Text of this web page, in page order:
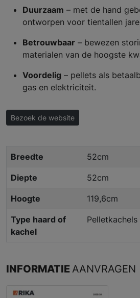
Duurzaam – met de hand
ontworpen voor tientallen
Betrouwbaar – bewezen
materialen van de hoogste
Voordelig – pellets als
gas en elektriciteit.
Bezoek de website
Breedte 52cm
Diepte 52cm
Hoogte 119,6cm
Type haard of
kachel
Pelletkachels
INFORMATIEAANVRAGEN